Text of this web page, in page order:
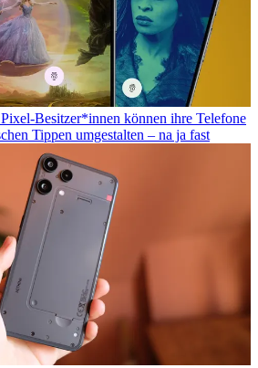
Besitzer*innen können ihre Telefone
Tippen umgestalten – na ja fast